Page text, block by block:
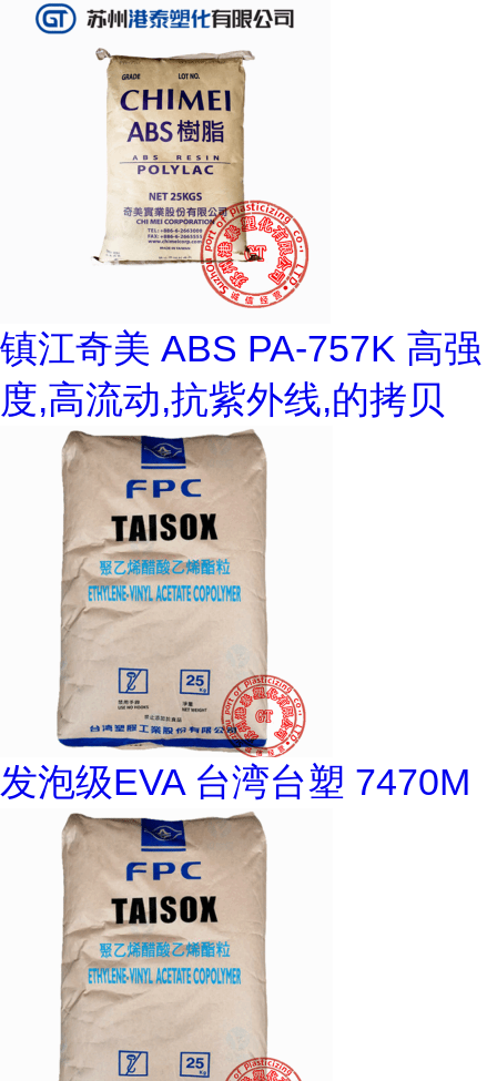
镇江奇美 ABS PA-757K 高强
度,高流动,抗紫外线,的拷贝
发泡级EVA 台湾台塑 7470M